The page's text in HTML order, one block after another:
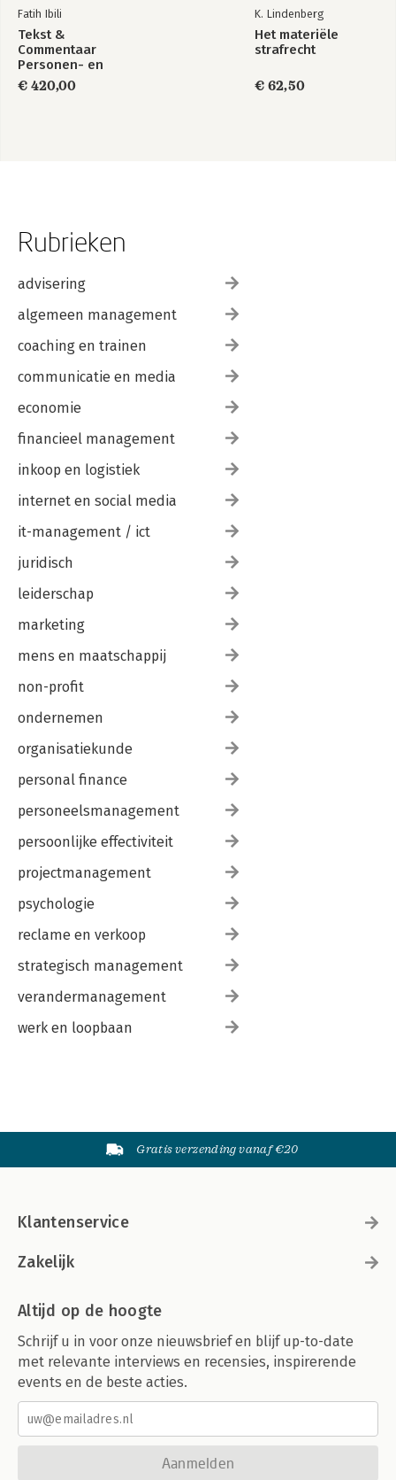
Fatih Ibili
Tekst &
Commentaar
Personen- en
Familierecht
€ 420,00
K. Lindenberg
Het materiële
strafrecht
€ 62,50
Rubrieken
advisering
algemeen management
coaching en trainen
communicatie en media
economie
financieel management
inkoop en logistiek
internet en social media
it-management / ict
juridisch
leiderschap
marketing
mens en maatschappij
non-profit
ondernemen
organisatiekunde
personal finance
personeelsmanagement
persoonlijke effectiviteit
projectmanagement
psychologie
reclame en verkoop
strategisch management
verandermanagement
werk en loopbaan
Gratis verzending vanaf €20
Klantenservice
Zakelijk
Altijd op de hoogte
Schrijf u in voor onze nieuwsbrief en blijf up-to-date
met relevante interviews en recensies, inspirerende
events en de beste acties.
Aanmelden